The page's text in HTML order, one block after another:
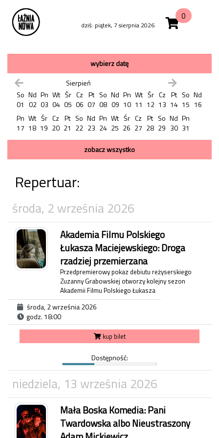
dziś: piątek, 7 sierpnia 2026
0
wybierz datę
Sierpień
So
01
Nd
02
Pn
03
Wt
04
Śr
05
Cz
06
Pt
07
So
08
Nd
09
Pn
10
Wt
11
Śr
12
Cz
13
Pt
14
So
15
Nd
16
Pn
17
Wt
18
Śr
19
Cz
20
Pt
21
So
22
Nd
23
Pn
24
Wt
25
Śr
26
Cz
27
Pt
28
So
29
Nd
30
Pn
31
zobacz wszystko
Repertuar:
środa, 2 września 2026
Akademia Filmu Polskiego
Łukasza Maciejewskiego: Droga
rzadziej przemierzana
Przedpremierowy pokaz debiutu reżyserskiego
Zuzanny Grabowskiej otworzy kolejny sezon
Akademii Filmu Polskiego Łukasza
Maciejewskiego!
Julia i Weronika, niegdyś nierozłączne
przyjaciółki, od trzech lat nie miały ze sobą
kontaktu. Spotykają się ponownie, by wspólnie
pojechać na pogrzeb Karoliny. To, co miało być
krótką podróżą, zamienia się w pełną
nieoczekiwanych zdarzeń drogę przez
decyzje. Wśród humoru, absurdów codzienności i
drogą jest ta prowadząca z powrotem do
drugiego człowieka.
środa, 2 września 2026
godz. 18:00
kup bilet
Dostępność:
niedziela, 13 września 2026
Mała Boska Komedia: Pani
Twardowska albo Nieustraszony